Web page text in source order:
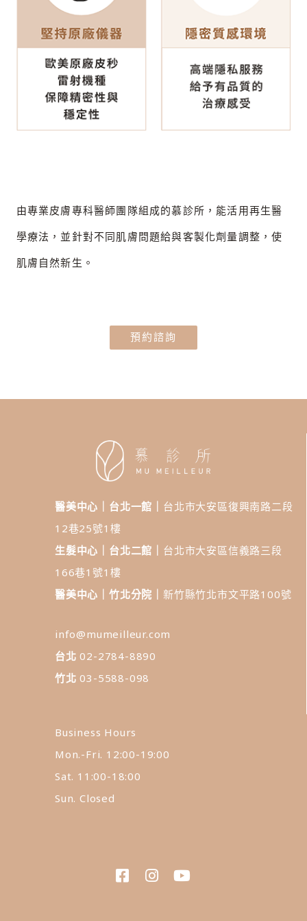
由專業皮膚專科醫師團隊組成的慕診所，能活用再生醫
學療法，並針對不同肌膚問題給與客製化劑量調整，使
肌膚自然新生。
預約諮詢
醫美中心｜台北一館｜ 台北市大安區復興南路二段
12巷25號1樓
生髮中心｜台北二館｜ 台北市大安區信義路三段
166巷1號1樓
醫美中心｜竹北分院｜ 新竹縣竹北市文平路100號
info@mumeilleur.com
台北 02-2784-8890
竹北03-5588-098
Business Hours
Mon.-Fri. 12:00-19:00
Sat. 11:00-18:00
Sun. Closed